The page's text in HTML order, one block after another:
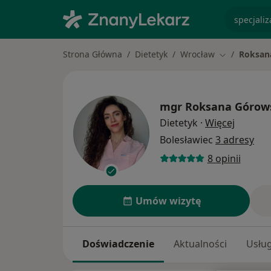
Strona Główna Dietetyk Wrocław Zmień
mgr Roksana
Dietetyk · Więcej
Bolesławiec 3 adresy
8 opinii
Umów wizytę
Doświadczenie Aktualności